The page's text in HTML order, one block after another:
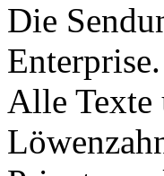
Die
Enterprise.
Alle